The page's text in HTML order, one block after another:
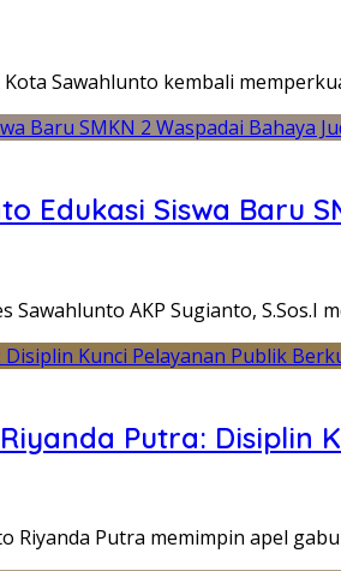
Sawahlunto kembali
Edukasi Siswa Baru
Sawahlunto AKP Sugianto, S.Sos.I
Putra: Disiplin
Riyanda Putra memimpin apel